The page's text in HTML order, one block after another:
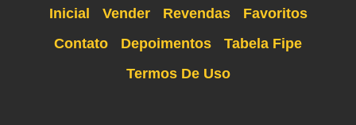
Inicial Vender Revendas
Favoritos
Contato
Depoimentos
Tabela Fipe
Termos De Uso